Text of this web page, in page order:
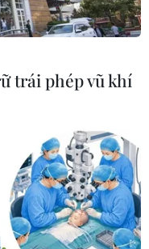
trái phép vũ khí